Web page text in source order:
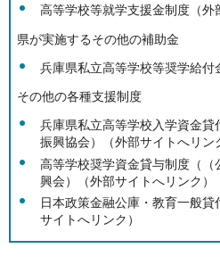
高等学校等就学支援金制度（外
県が実施するその他の補助金
兵庫県私立高等学校等奨学給付
その他の各種支援制度
兵庫県私立高等学校入学資金
振興協会）（外部サイトへリン
高等学校奨学資金貸与制度（
興会）（外部サイトへリンク）
日本政策金融公庫・教育一般
サイトへリンク）